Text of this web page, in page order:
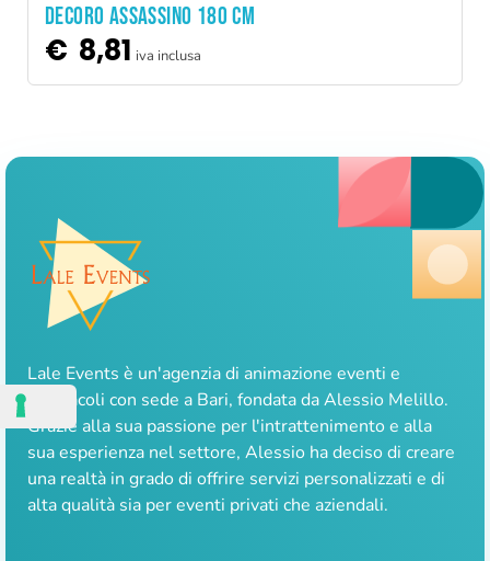
DECORO ASSASSINO 180 CM
€ 8,81 iva inclusa
Lale Events è un'agenzia di animazione eventi e
spettacoli con sede a Bari, fondata da Alessio Melillo.
Grazie alla sua passione per l'intrattenimento e alla
sua esperienza nel settore, Alessio ha deciso di creare
una realtà in grado di offrire servizi personalizzati e di
alta qualità sia per eventi privati che aziendali.